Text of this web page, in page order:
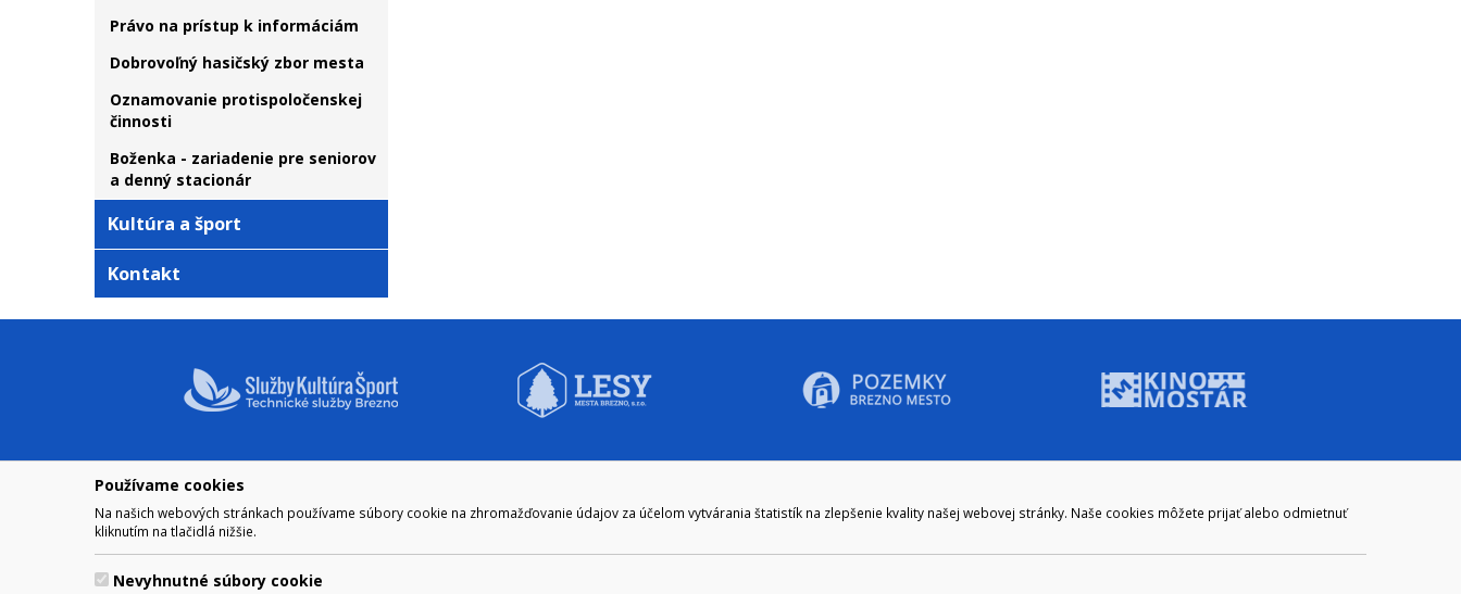
Používame cookies
Na našich webových stránkach používame súbory cookie na zhromažďovanie údajov za účelom vytvárania štatistík na zlepšenie kvality našej webovej stránky. Naše cookies môžete prijať alebo odmietnuť
kliknutím na tlačidlá nižšie.
Nevyhnutné súbory cookie
Právo na prístup k informáciám
Dobrovoľný hasičský zbor mesta
Oznamovanie protispoločenskej
činnosti
Boženka - zariadenie pre seniorov
a denný stacionár
Kultúra a šport
Kontakt
NAVIGÁCIA
Mesto Brezno
Samospráva
Kultúra a šport
OTVÁRACIE HODINY:
Pre zobrazenie kliknite tu:
KONTAKT
048/28 56 301, 048/28 56 302
Mestský úrad Brezno